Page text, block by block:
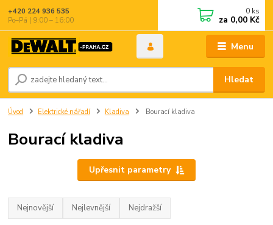
Menu
Hledat
+420 224 936 535
Po–Pá | 9:00 – 16:00
0 ks
za 0,00 Kč
Úvod Elektrické nářadí Kladiva Bourací kladiva
Bourací kladiva
Upřesnit parametry
Nejnovější Nejlevnější Nejdražší